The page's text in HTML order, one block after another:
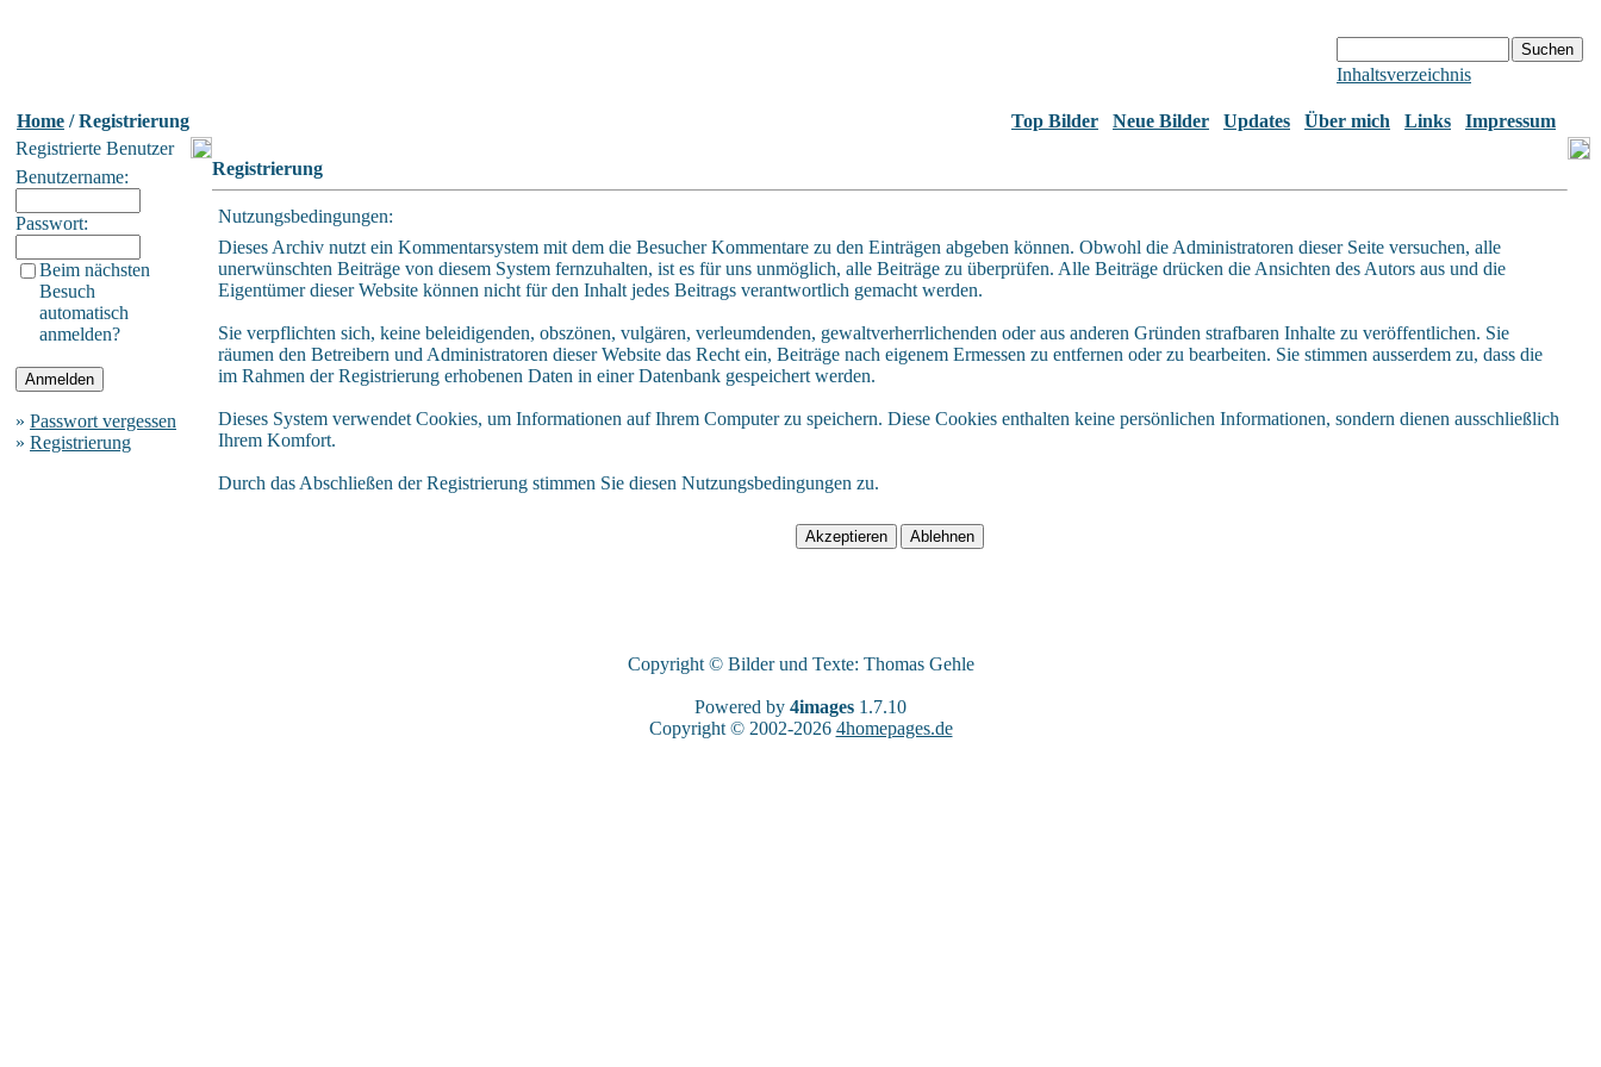
Inhaltsverzeichnis
Home / Registrierung Top Bilder Neue Bilder Updates Über mich Links
Impressum
Registrierte Benutzer
Benutzername:
Passwort:
Beim nächsten
Besuch
automatisch
anmelden?
» Passwort vergessen
» Registrierung
Registrierung
Nutzungsbedingungen:
Dieses Archiv nutzt ein Kommentarsystem mit dem die Besucher Kommentare zu den Einträgen abgeben können. Obwohl die Administratoren dieser Seite versuchen, alle
unerwünschten Beiträge von diesem System fernzuhalten, ist es für uns unmöglich, alle Beiträge zu überprüfen. Alle Beiträge drücken die Ansichten des Autors aus und die
Eigentümer dieser Website können nicht für den Inhalt jedes Beitrags verantwortlich gemacht werden.
Sie verpflichten sich, keine beleidigenden, obszönen, vulgären, verleumdenden, gewaltverherrlichenden oder aus anderen Gründen strafbaren Inhalte zu veröffentlichen. Sie
räumen den Betreibern und Administratoren dieser Website das Recht ein, Beiträge nach eigenem Ermessen zu entfernen oder zu bearbeiten. Sie stimmen ausserdem zu, dass die
im Rahmen der Registrierung erhobenen Daten in einer Datenbank gespeichert werden.
Dieses System verwendet Cookies, um Informationen auf Ihrem Computer zu speichern. Diese Cookies enthalten keine persönlichen Informationen, sondern dienen ausschließlich
Ihrem Komfort.
Durch das Abschließen der Registrierung stimmen Sie diesen Nutzungsbedingungen zu.
Copyright © Bilder und Texte: Thomas Gehle
Powered by 4images 1.7.10
Copyright © 2002-2026 4homepages.de